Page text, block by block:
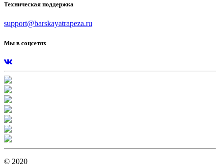
Техническая поддержка
support@barskayatrapeza.ru
Мы в соцсетях
© 2020